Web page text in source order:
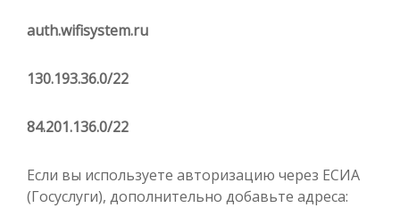
auth.wifisystem.ru
130.193.36.0/22
84.201.136.0/22
Если вы используете авторизацию через ЕСИА
(Госуслуги), дополнительно добавьте адреса: